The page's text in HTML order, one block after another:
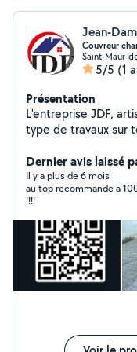
Jean-
Couvreur
Saint-Maur-
5/5 (1
Présentation
L'entreprise JDF,
type de travaux sur
toiture. Pose de Velux. Nettoyage et démoussages de
toiture. Ravalement
Intervention rapide.
votre disposition
complémentaires.
Dernier avis laissé
Il y a plus de 6 mois
au top recommande a
!!!!